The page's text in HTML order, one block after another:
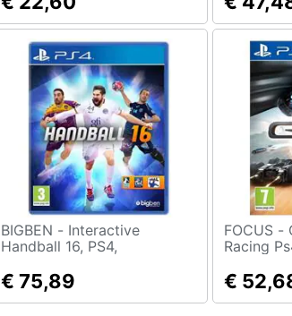
BIGBEN - Interactive
Handball 16, PS4,
(tutti), Offline, Basico
€ 75,89
FOCUS - Grip Combat
Racing
€